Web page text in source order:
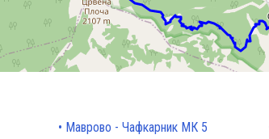
Маврово - Чафкарник МК 5